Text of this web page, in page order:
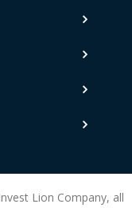
Lion Company, all